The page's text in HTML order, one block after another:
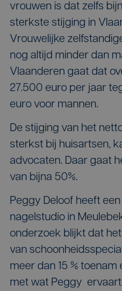
vrouwen is dat zelfs
sterkste stijging in
Vrouwelijke
nog altijd minder dan
Vlaanderen gaat dat
27.500 euro per jaar
euro voor mannen.
De stijging van het
sterkst bij huisartsen,
advocaten. Daar gaat
van bijna 50%.
Peggy Deloof heeft
nagelstudio in
onderzoek blijkt dat
van
meer dan 15 %
met wat Peggy